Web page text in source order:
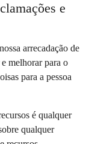
e
arrecadação de
melhorar para o
para a pessoa
é qualquer
qualquer